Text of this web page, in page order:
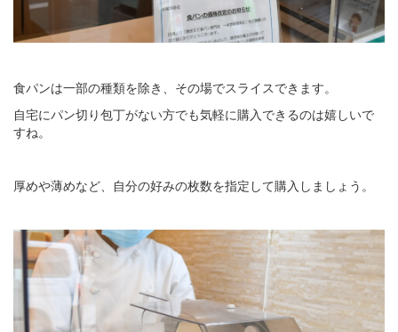
食パンは一部の種類を除き、その場でスライスできます。
自宅にパン切り包丁がない方でも気軽に購入できるのは嬉しいで
すね。
厚めや薄めなど、自分の好みの枚数を指定して購入しましょう。